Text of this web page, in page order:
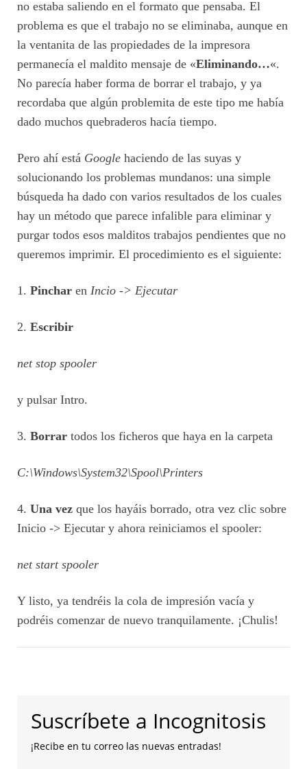
no estaba saliendo en el formato que pensaba. El
problema es que el trabajo no se eliminaba, aunque en
la ventanita de las propiedades de la impresora
permanecía el maldito mensaje de «Eliminando…«.
No parecía haber forma de borrar el trabajo, y ya
recordaba que algún problemita de este tipo me había
dado muchos quebraderos hacía tiempo.
Pero ahí está Google haciendo de las suyas y
solucionando los problemas mundanos: una simple
búsqueda ha dado con varios resultados de los cuales
hay un método que parece infalible para eliminar y
purgar todos esos malditos trabajos pendientes que no
queremos imprimir. El procedimiento es el siguiente:
1. Pinchar en Incio -> Ejecutar
2. Escribir
net stop spooler
y pulsar Intro.
3. Borrar todos los ficheros que haya en la carpeta
C:\Windows\System32\Spool\Printers
4. Una vez que los hayáis borrado, otra vez clic sobre
Inicio -> Ejecutar y ahora reiniciamos el spooler:
net start spooler
Y listo, ya tendréis la cola de impresión vacía y
podréis comenzar de nuevo tranquilamente. ¡Chulis!
Suscríbete a Incognitosis
¡Recibe en tu correo las nuevas entradas!